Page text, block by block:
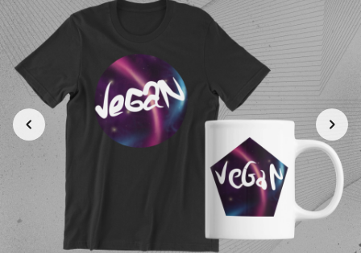
Categoria de Produtos: Moletom
Novidade Moletom Categorias